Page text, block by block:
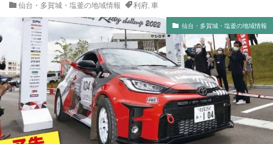
仙台・多賀城・塩釜の地域情報 利府, 車
仙台・多賀城・塩釜の地域情報